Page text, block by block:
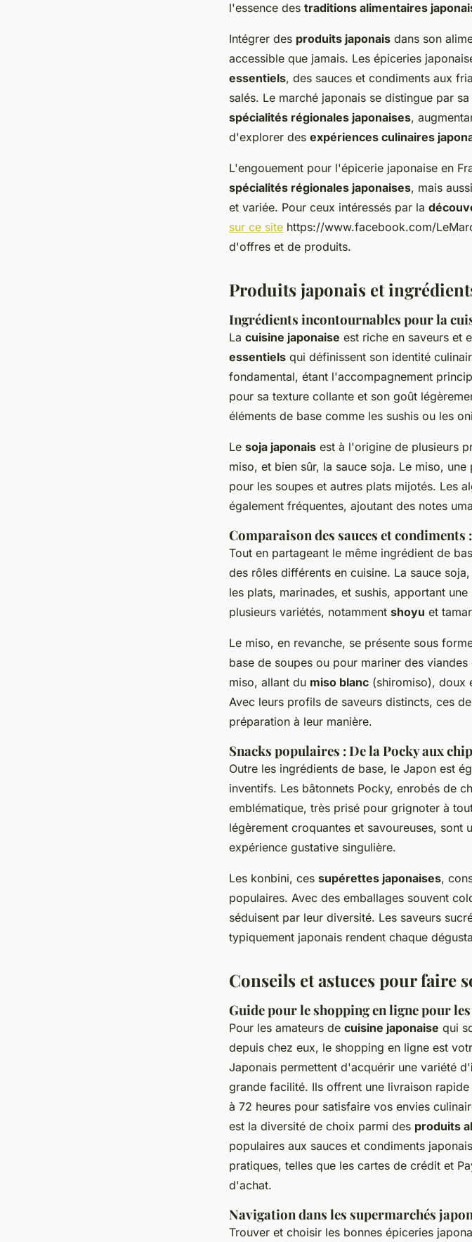
l'essence des traditions alimentaires
Intégrer des produits japonais dans son
accessible que jamais. Les épiceries
essentiels, des sauces et condiments aux
salés. Le marché japonais se distingue par
spécialités régionales japonaises,
d'explorer des expériences culinaires
L'engouement pour l'épicerie japonaise en
spécialités régionales japonaises, mais
et variée. Pour ceux intéressés par la
sur ce site https://www.facebook.com/
d'offres et de produits.
Produits japonais et
Ingrédients incontournables pour la
La cuisine japonaise est riche en saveurs et
essentiels qui définissent son identité
fondamental, étant l'accompagnement
pour sa texture collante et son goût
éléments de base comme les sushis ou les
Le soja japonais est à l'origine de plusieurs
miso, et bien sûr, la sauce soja. Le miso,
pour les soupes et autres plats mijotés. Les
également fréquentes, ajoutant des notes
Comparaison des sauces et condiments
Tout en partageant le même ingrédient de
des rôles différents en cuisine. La sauce
les plats, marinades, et sushis, apportant
plusieurs variétés, notamment shoyu et
Le miso, en revanche, se présente sous
base de soupes ou pour mariner des
miso, allant du miso blanc (shiromiso), doux
Avec leurs profils de saveurs distincts, ces
préparation à leur manière.
Snacks populaires : De la Pocky aux
Outre les ingrédients de base, le Japon est
inventifs. Les bâtonnets Pocky, enrobés de
emblématique, très prisé pour grignoter à
légèrement croquantes et savoureuses,
expérience gustative singulière.
Les konbini, ces supérettes japonaises,
populaires. Avec des emballages souvent
séduisent par leur diversité. Les saveurs
typiquement japonais rendent chaque
Conseils et astuces pour faire
Guide pour le shopping en ligne pour
Pour les amateurs de cuisine japonaise qui
depuis chez eux, le shopping en ligne est
Japonais permettent d'acquérir une variété d'
grande facilité. Ils offrent une livraison
à 72 heures pour satisfaire vos envies
est la diversité de choix parmi des produits
populaires aux sauces et condiments
pratiques, telles que les cartes de crédit et
d'achat.
Navigation dans les supermarchés
Trouver et choisir les bonnes épiceries